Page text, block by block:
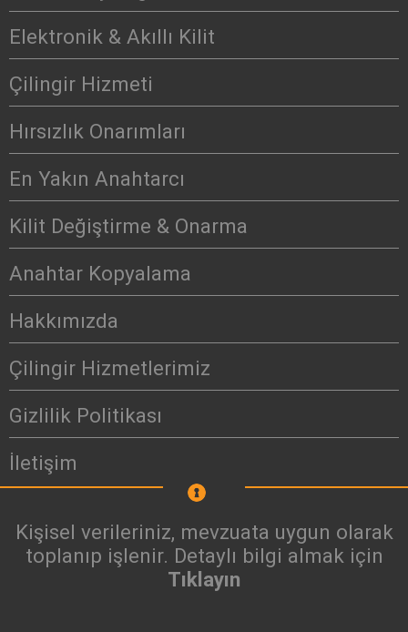
Elektronik & Akıllı Kilit
Çilingir Hizmeti
Hırsızlık Onarımları
En Yakın Anahtarcı
Kilit Değiştirme & Onarma
Anahtar Kopyalama
Hakkımızda
Çilingir Hizmetlerimiz
Gizlilik Politikası
İletişim
Kişisel verileriniz, mevzuata uygun olarak
toplanıp işlenir. Detaylı bilgi almak için
Tıklayın